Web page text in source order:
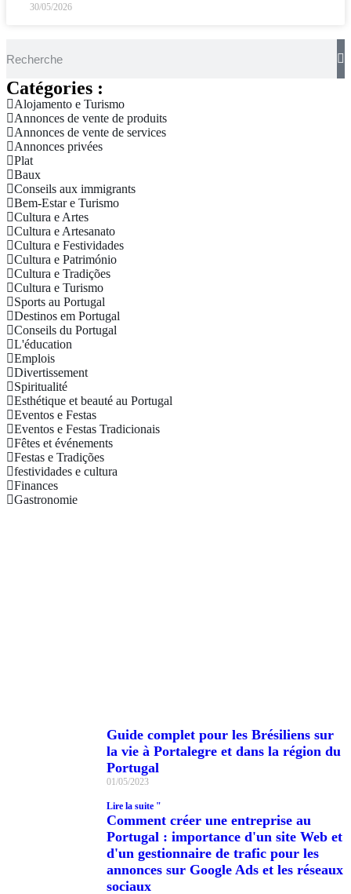
30/05/2026
Catégories :
Alojamento e Turismo
Annonces de vente de produits
Annonces de vente de services
Annonces privées
Plat
Baux
Conseils aux immigrants
Bem-Estar e Turismo
Cultura e Artes
Cultura e Artesanato
Cultura e Festividades
Cultura e Património
Cultura e Tradições
Cultura e Turismo
Sports au Portugal
Destinos em Portugal
Conseils du Portugal
L'éducation
Emplois
Divertissement
Spiritualité
Esthétique et beauté au Portugal
Eventos e Festas
Eventos e Festas Tradicionais
Fêtes et événements
Festas e Tradições
festividades e cultura
Finances
Gastronomie
Guide complet pour les Brésiliens sur
la vie à Portalegre et dans la région du
Portugal
01/05/2023
Lire la suite "
Comment créer une entreprise au
Portugal : importance d'un site Web et
d'un gestionnaire de trafic pour les
annonces sur Google Ads et les réseaux
sociaux